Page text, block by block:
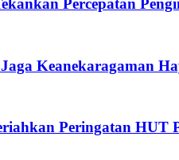
Percepatan
Keanekaragaman
Peringatan HUT